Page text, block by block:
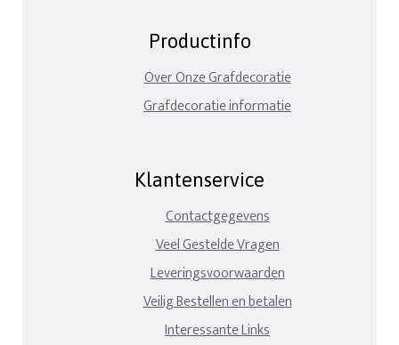
Productinfo
Over Onze Grafdecoratie
Grafdecoratie informatie
Klantenservice
Contactgegevens
Veel Gestelde Vragen
Leveringsvoorwaarden
Veilig Bestellen en betalen
Interessante Links